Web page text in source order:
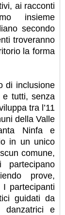
ai racconti
insieme
secondo
troveranno
la forma
di inclusione
e tutti, senza
tra l’11
della Valle
Ninfa e
in un unico
comune,
prove,
partecipanti
guidati da
e